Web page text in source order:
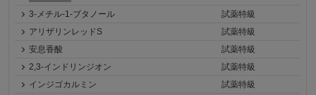
3-メチル-1-ブタノール
試薬特級
アリザリンレッドS
試薬特級
安息香酸
試薬特級
2,3-インドリンジオン
試薬特級
インジゴカルミン
試薬特級